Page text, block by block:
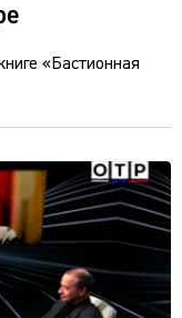
«Бастионная